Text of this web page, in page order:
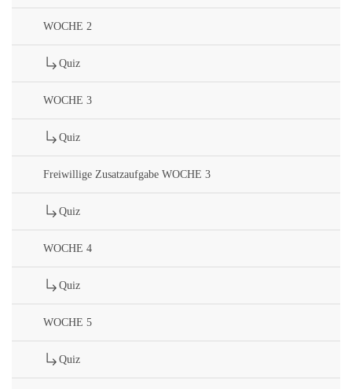
WOCHE 2
Quiz
WOCHE 3
Quiz
Freiwillige Zusatzaufgabe WOCHE 3
Quiz
WOCHE 4
Quiz
WOCHE 5
Quiz